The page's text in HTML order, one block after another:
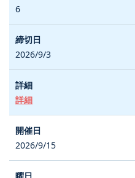
6
2026/9/3
詳細
2026/9/15